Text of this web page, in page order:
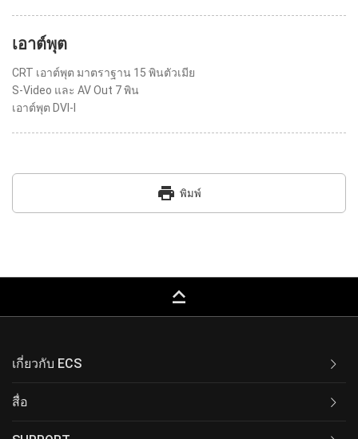
เอาต์พุต
CRT เอาต์พุต มาตราฐาน 15 พินตัวเมีย
S-Video และ AV Out 7 พิน
เอาต์พุต DVI-I
print พิมพ์
keyboard_capslock
เกี่ยวกับ ECS
สื่อ